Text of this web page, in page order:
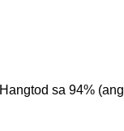
Hangtod sa 94%